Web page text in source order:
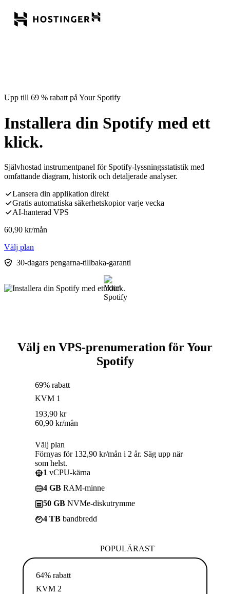
Upp till 69 % rabatt på Your Spotify
Installera din Spotify med ett
klick.
Självhostad instrumentpanel för Spotify-lyssningsstatistik med
omfattande diagram, historik och detaljerade analyser.
Lansera din applikation direkt
Gratis automatiska säkerhetskopior varje vecka
AI-hanterad VPS
60,90 kr/mån
Välj plan
30-dagars pengarna-tillbaka-garanti
Välj en VPS-prenumeration för Your
Spotify
69% rabatt
KVM 1
193,90 kr
60,90 kr/mån
Välj plan
Förnyas för 132,90 kr/mån i 2 år. Säg upp när
som helst.
1 vCPU-kärna
4 GB RAM-minne
50 GB NVMe-diskutrymme
4 TB bandbredd
POPULÄRAST
64% rabatt
KVM 2